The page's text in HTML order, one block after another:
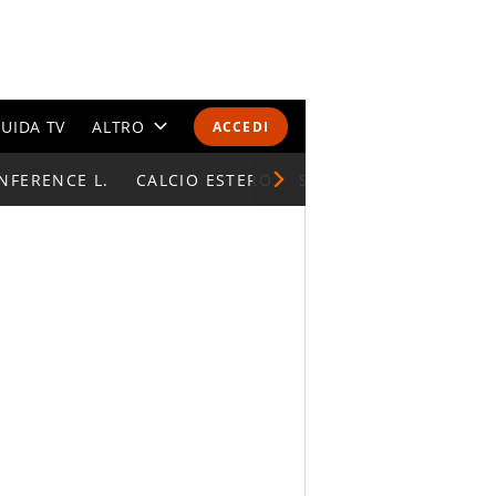
ACCEDI
TV ALTRO
CALENDARI E CLASSIFICHE
L. CALCIO ESTERO